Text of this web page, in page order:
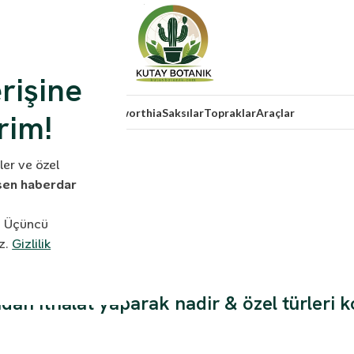
ve özel
haberdar
Gizlilik
Sukulent Lithops Ve HaworthiaSaksılarTopraklarAraçlar
ithalat yaparak nadir & özel türleri